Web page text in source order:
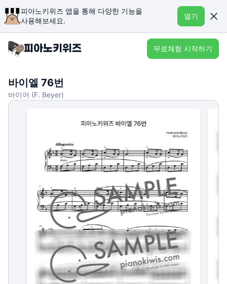
피아노키위즈 앱을 통해 다양한 기능을
사용해보세요.
열기
무료체험 시작하기
바이엘 76번
바이어 (F. Beyer)